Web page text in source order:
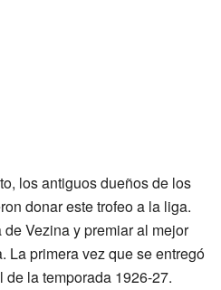
los antiguos dueños de los
donar este trofeo a la liga.
Vezina y premiar al mejor
La primera vez que se entregó
la temporada 1926-27.